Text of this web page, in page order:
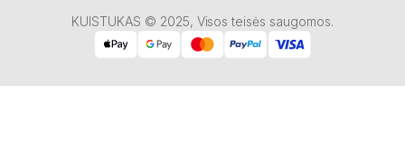
KUISTUKAS © 2025, Visos teisės saugomos.